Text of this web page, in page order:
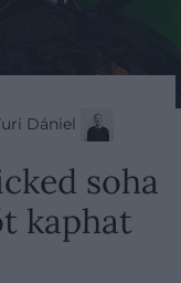
Dániel
soha
kaphat